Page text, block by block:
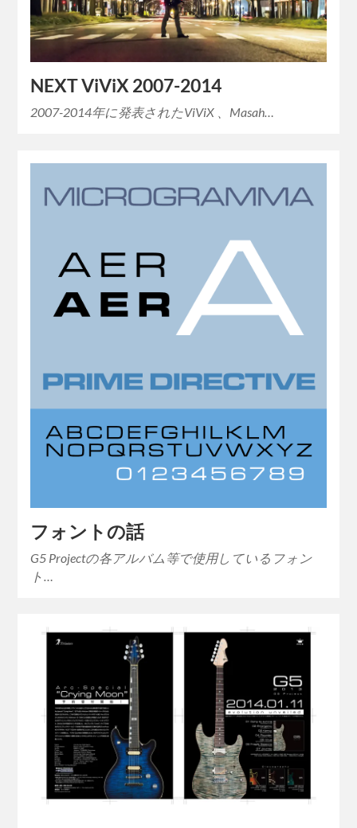
NEXT ViViX 2007-2014
2007-2014年に発表されたViViX 、Masah…
フォントの話
G5 Projectの各アルバム等で使用しているフォン
ト…